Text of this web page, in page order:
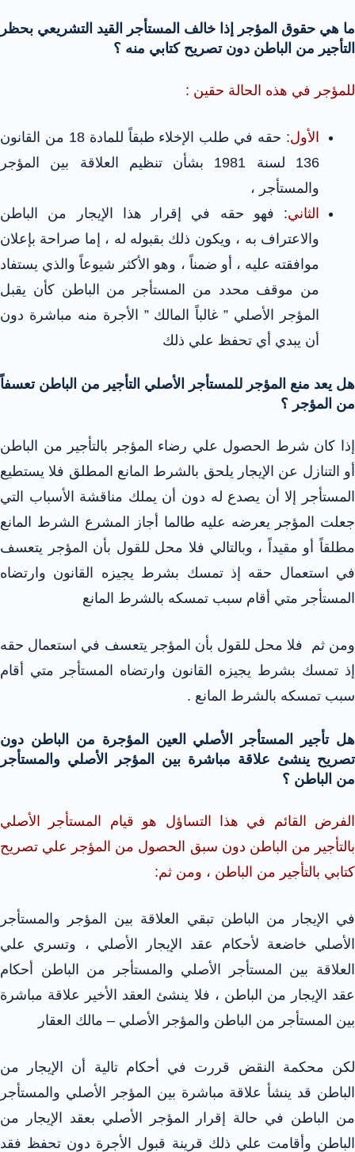
ما هي حقوق المؤجر إذا خالف المستأجر القيد التشريعي بحظر
التأجير من الباطن دون تصريح كتابي منه ؟
للمؤجر في هذه الحالة حقين :
الأول
: حقه في طلب الإخلاء طبقاً للمادة 18 من القانون
136 لسنة 1981 بشأن تنظيم العلاقة بين المؤجر
والمستأجر ،
الثاني: فهو حقه في إقرار هذا الإيجار من الباطن
والاعتراف به ، ويكون ذلك بقبوله له ، إما صراحة بإعلان
موافقته عليه ، أو ضمناً ، وهو الأكثر شيوعاً والذي يستفاد
من موقف محدد من المستأجر من الباطن كأن يقبل
المؤجر الأصلي ” غالباً المالك ” الأجرة منه مباشرة دون
أن يبدي أي تحفظ علي ذلك
هل يعد منع المؤجر للمستأجر الأصلي التأجير من الباطن تعسفاً
من المؤجر ؟
إذا كان شرط الحصول علي رضاء المؤجر بالتأجير من الباطن
أو التنازل عن الإيجار يلحق بالشرط المانع المطلق فلا يستطيع
المستأجر إلا أن يصدع له دون أن يملك مناقشة الأسباب التي
جعلت المؤجر يعرضه عليه طالما أجاز المشرع الشرط المانع
مطلقاً أو مقيداً ، وبالتالي فلا محل للقول بأن المؤجر يتعسف
في استعمال حقه إذ تمسك بشرط يجيزه القانون وارتضاه
المستأجر متي أقام سبب تمسكه بالشرط المانع
ومن ثم فلا محل للقول بأن المؤجر يتعسف في استعمال حقه
إذ تمسك بشرط يجيزه القانون وارتضاه المستأجر متي أقام
سبب تمسكه بالشرط المانع .
هل تأجير المستأجر الأصلي العين المؤجرة من الباطن دون
تصريح ينشئ علاقة مباشرة بين المؤجر الأصلي والمستأجر
من الباطن ؟
الفرض القائم في هذا التساؤل هو قيام المستأجر الأصلي
بالتأجير من الباطن دون سبق الحصول من المؤجر علي تصريح
كتابي بالتأجير من الباطن ، ومن ثم:
في الإيجار من الباطن تبقي العلاقة بين المؤجر والمستأجر
الأصلي خاضعة لأحكام عقد الإيجار الأصلي ، وتسري علي
العلاقة بين المستأجر الأصلي والمستأجر من الباطن أحكام
عقد الإيجار من الباطن ، فلا ينشئ العقد الأخير علاقة مباشرة
بين المستأجر من الباطن والمؤجر الأصلي – مالك العقار
لكن محكمة النقض قررت في أحكام تالية أن الإيجار من
الباطن قد ينشأ علاقة مباشرة بين المؤجر الأصلي والمستأجر
من الباطن في حالة إقرار المؤجر الأصلي بعقد الإيجار من
الباطن وأقامت علي ذلك قرينة قبول الأجرة دون تحفظ فقد